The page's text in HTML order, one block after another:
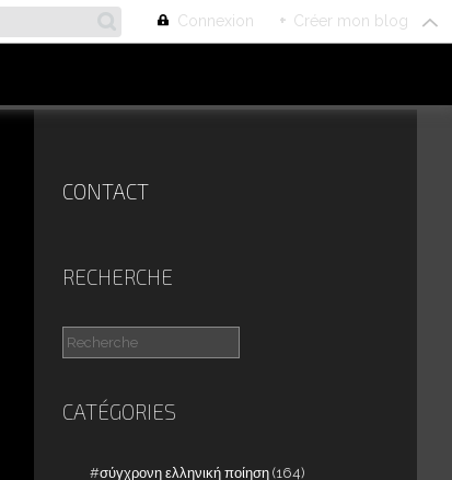
Connexion + Créer mon blog
CONTACT
RECHERCHE
CATÉGORIES
σύγχρονη ελληνική ποίηση (164)